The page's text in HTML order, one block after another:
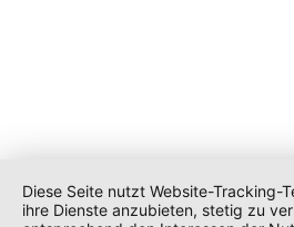
Diese Seite nutzt Website-Tracking-
ihre Dienste anzubieten, stetig zu